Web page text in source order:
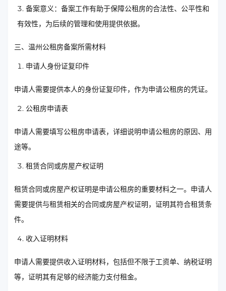
备案意义：备案工作有助于保障公租房的合法性、公平性和
有效性，为后续的管理和使用提供依据。
三、温州公租房备案所需材料
申请人身份证复印件
申请人需要提供本人的身份证复印件，作为申请公租房的凭证。
公租房申请表
申请人需要填写公租房申请表，详细说明申请公租房的原因、用
途等。
租赁合同或房屋产权证明
租赁合同或房屋产权证明是申请公租房的重要材料之一。申请人
需要提供与租赁相关的合同或房屋产权证明，证明其符合租赁条
件。
收入证明材料
申请人需要提供收入证明材料，包括但不限于工资单、纳税证明
等，证明其有足够的经济能力支付租金。